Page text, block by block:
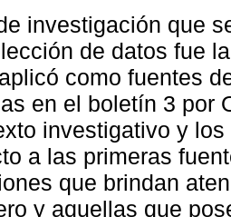
investigación que
de datos fue
como fuentes
en el boletín 3 por
investigativo y
a las primeras
que brindan
y aquellas que